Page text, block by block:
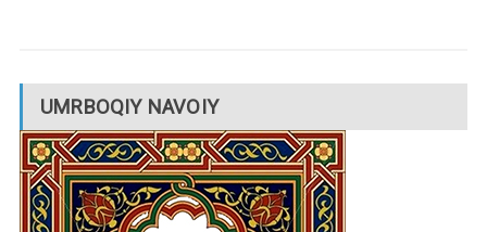
UMRBOQIY NAVOIY